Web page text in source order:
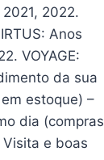
2022.
Anos
VOYAGE:
da sua
estoque) –
dia (compras
e boas